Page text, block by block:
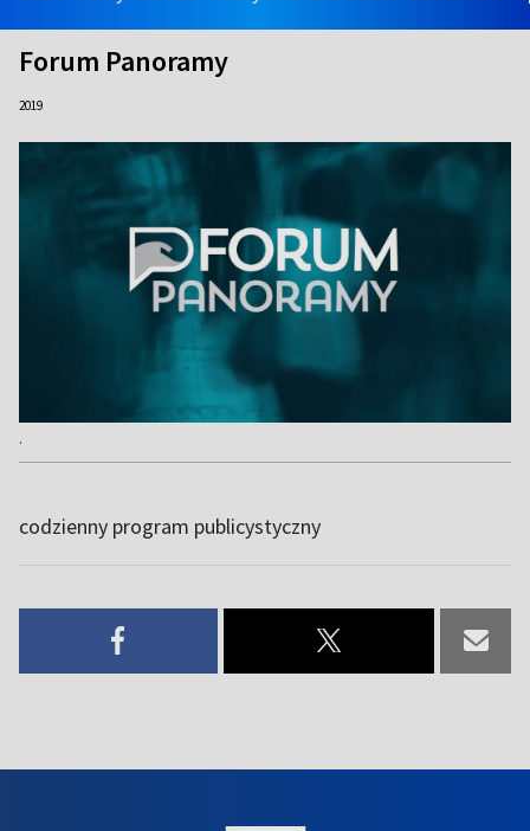
Forum Panoramy
2019
.
codzienny program publicystyczny